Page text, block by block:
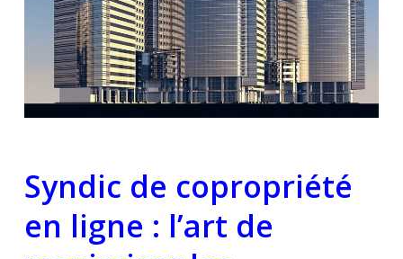
Syndic de copropriété
en ligne : l’art de